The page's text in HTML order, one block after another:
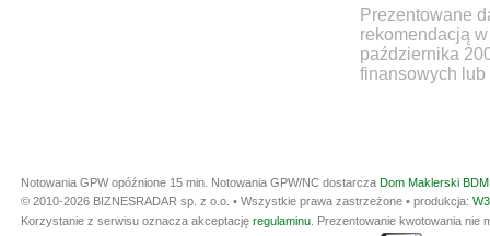
Prezentowane
rekomendacją
października
finansowych lub
Notowania GPW opóźnione 15 min. Notowania GPW/NC dostarcza Dom Maklerski
© 2010-2026 BIZNESRADAR sp. z o.o. • Wszystkie prawa zastrzeżone • produkcja:
Korzystanie z serwisu oznacza akceptację regulaminu . Prezentowanie kwotowania